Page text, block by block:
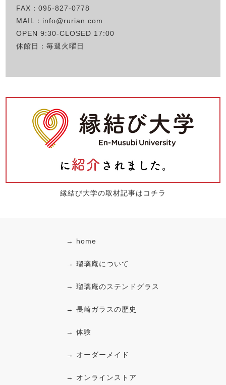
FAX：095-827-0778
MAIL： info@rurian.com
OPEN 9:30-CLOSED 17:00
休館日：毎週火曜日
縁結び大学の取材記事はコチラ
→ home
→ 瑠璃庵について
→ 瑠璃庵のステンドグラス
→ 長崎ガラスの歴史
→ 体験
→ オーダーメイド
→ オンラインストア